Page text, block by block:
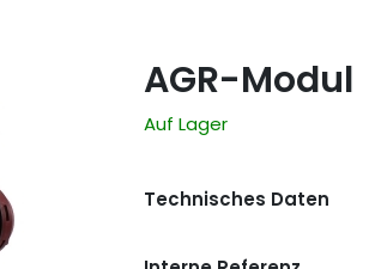
AGR-Modul
Auf Lager
Technisches Daten